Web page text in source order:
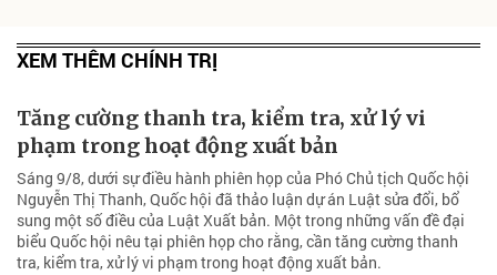
XEM THÊM CHÍNH TRỊ
Tăng cường thanh tra, kiểm tra, xử lý vi
phạm trong hoạt động xuất bản
Sáng 9/8, dưới sự điều hành phiên họp của Phó Chủ tịch Quốc hội
Nguyễn Thị Thanh, Quốc hội đã thảo luận dự án Luật sửa đổi, bổ
sung một số điều của Luật Xuất bản. Một trong những vấn đề đại
biểu Quốc hội nêu tại phiên họp cho rằng, cần tăng cường thanh
tra, kiểm tra, xử lý vi phạm trong hoạt động xuất bản.